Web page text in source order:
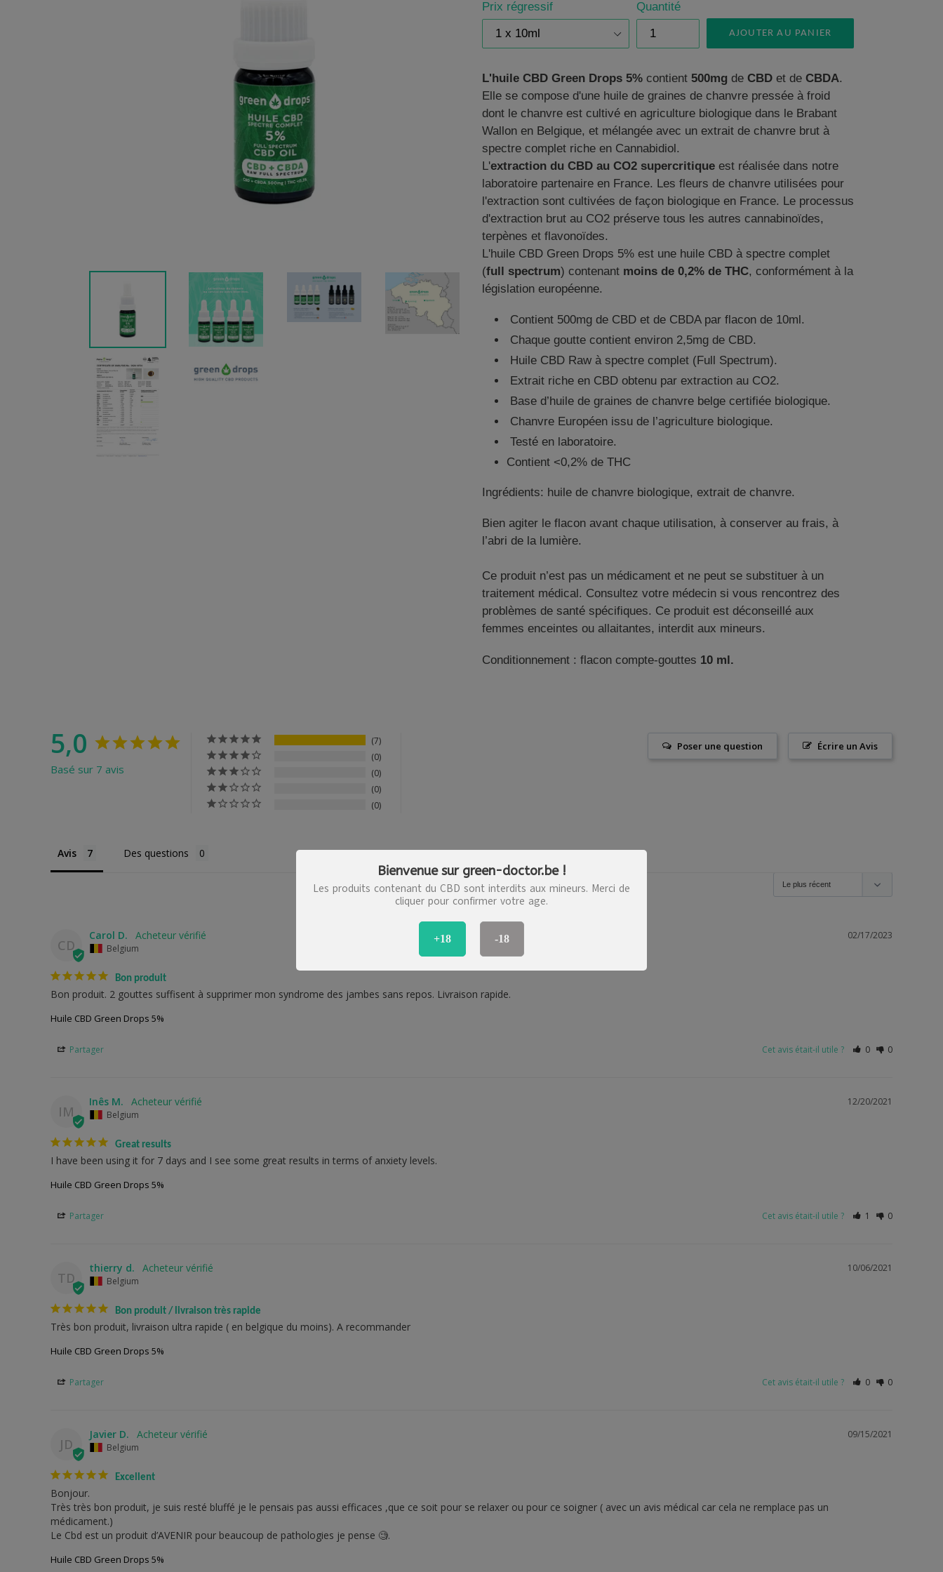
Prix régressif Quantité
AJOUTER AU PANIER
L'huile CBD Green Drops 5% contient 500mg de CBD et de CBDA.
Elle se compose d'une huile de graines de chanvre pressée à froid
dont le chanvre est cultivé en agriculture biologique dans le Brabant
Wallon en Belgique, et mélangée avec un extrait de chanvre brut à
spectre complet riche en Cannabidiol.
L'extraction du CBD au CO2 supercritique est réalisée dans notre
laboratoire partenaire en France. Les fleurs de chanvre utilisées pour
l'extraction sont cultivées de façon biologique en France. Le processus
d'extraction brut au CO2 préserve tous les autres cannabinoïdes,
terpènes et flavonoïdes.
L'huile CBD Green Drops 5% est une huile CBD à spectre complet
(full spectrum) contenant moins de 0,2% de THC, conformément à la
législation européenne.
Contient 500mg de CBD et de CBDA par flacon de 10ml.
Chaque goutte contient environ 2,5mg de CBD.
Huile CBD Raw à spectre complet (Full Spectrum).
Extrait riche en CBD obtenu par extraction au CO2.
Base d’huile de graines de chanvre belge certifiée biologique.
Chanvre Européen issu de l’agriculture biologique.
Testé en laboratoire.
Contient <0,2% de THC
Ingrédients: huile de chanvre biologique, extrait de chanvre.
Bien agiter le flacon avant chaque utilisation, à conserver au frais, à
l’abri de la lumière.
Ce produit n’est pas un médicament et ne peut se substituer à un
traitement médical. Consultez votre médecin si vous rencontrez des
problèmes de santé spécifiques. Ce produit est déconseillé aux
femmes enceintes ou allaitantes, interdit aux mineurs.
Conditionnement : flacon compte-gouttes 10 ml.
5,0
Basé sur 7 avis
7
0
0
0
0
Écrire un Avis
Poser une question
Avis Des questions
CD
02/17/2023
Carol D.
Belgium
Bon produit
Bon produit. 2 gouttes suffisent à supprimer mon syndrome des jambes sans repos. Livraison rapide.
Huile CBD Green Drops 5%
Partager Cet avis était-il utile ? 0 0
IM
12/20/2021
Inês M.
Belgium
Great results
I have been using it for 7 days and I see some great results in terms of anxiety levels.
Huile CBD Green Drops 5%
Partager Cet avis était-il utile ? 1 0
TD
10/06/2021
thierry d.
Belgium
Bon produit / livraison très rapide
Très bon produit, livraison ultra rapide ( en belgique du moins). A recommander
Huile CBD Green Drops 5%
Partager Cet avis était-il utile ? 0 0
JD
09/15/2021
Javier D.
Belgium
Excellent
Bonjour.
Très très bon produit, je suis resté bluffé je le pensais pas aussi efficaces ,que ce soit pour se relaxer ou pour ce soigner ( avec un avis médical car cela ne remplace pas un
médicament.)
Le Cbd est un produit d’AVENIR pour beaucoup de pathologies je pense 🧐.
Huile CBD Green Drops 5%
Bienvenue sur green-doctor.be !
Les produits contenant du CBD sont interdits aux mineurs. Merci de
cliquer pour confirmer votre age.
+18 -18